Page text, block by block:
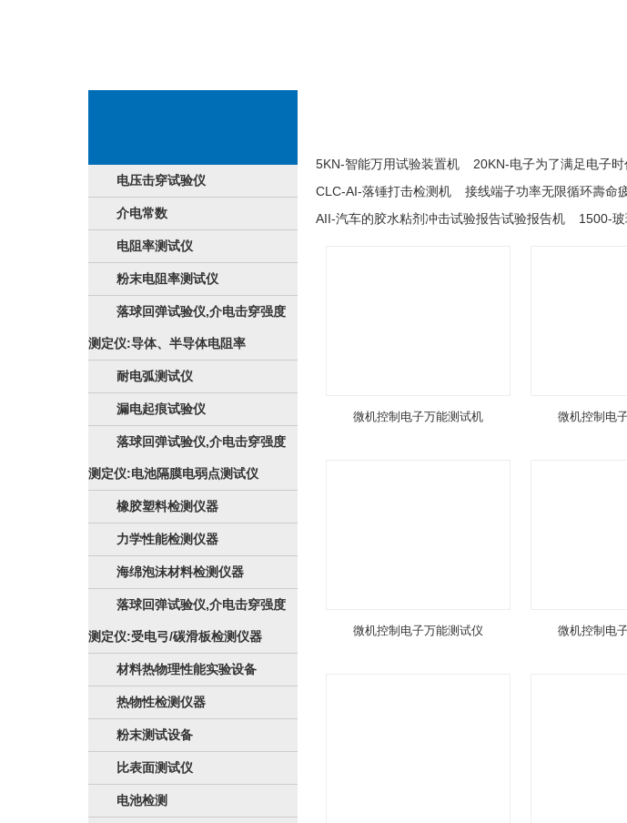
电压击穿试验仪
介电常数
电阻率测试仪
粉末电阻率测试仪
落球回弹试验仪,介电击穿强度
测定仪:导体、半导体电阻率
耐电弧测试仪
漏电起痕试验仪
落球回弹试验仪,介电击穿强度
测定仪:电池隔膜电弱点测试仪
橡胶塑料检测仪器
力学性能检测仪器
海绵泡沫材料检测仪器
落球回弹试验仪,介电击穿强度
测定仪:受电弓/碳滑板检测仪器
材料热物理性能实验设备
热物性检测仪器
粉末测试设备
比表面测试仪
电池检测
5KN-智能万用试验装置机 20KN-电子为了满足电子
CLC-AI-落锤打击检测机
接线端子功率无限循环壽命
AII-汽车的胶水粘剂冲击试验报告试验报告机
1500-
微机控制电子万能测试机 微机控制电
微机控制电子万能测试仪 微机控制电